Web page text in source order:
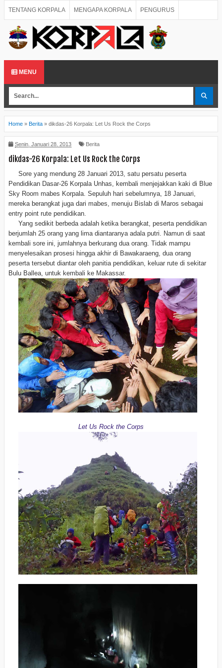
TENTANG KORPALA MENGAPA KORPALA PENGURUS
DAFTAR ANGGOTA BLUE SKY ROOM BULETIN HUBUNGI K-UH
MENU
Home » Berita » dikdas-26 Korpala: Let Us Rock the Corps
Senin, Januari 28, 2013 Berita
dikdas-26 Korpala: Let Us Rock the Corps
Sore yang mendung 28 Januari 2013, satu persatu peserta
Pendidikan Dasar-26 Korpala Unhas, kembali menjejakkan kaki di Blue
Sky Room mabes Korpala. Sepuluh hari sebelumnya, 18 Januari,
mereka berangkat juga dari mabes, menuju Bislab di Maros sebagai
entry point rute pendidikan.
Yang sedikit berbeda adalah ketika berangkat, peserta pendidikan
berjumlah 25 orang yang lima diantaranya adala putri. Namun di saat
kembali sore ini, jumlahnya berkurang dua orang. Tidak mampu
menyelesaikan prosesi hingga akhir di Bawakaraeng, dua orang
peserta tersebut diantar oleh panitia pendidikan, keluar rute di sekitar
Bulu Ballea, untuk kembali ke Makassar.
Let Us Rock the Corps